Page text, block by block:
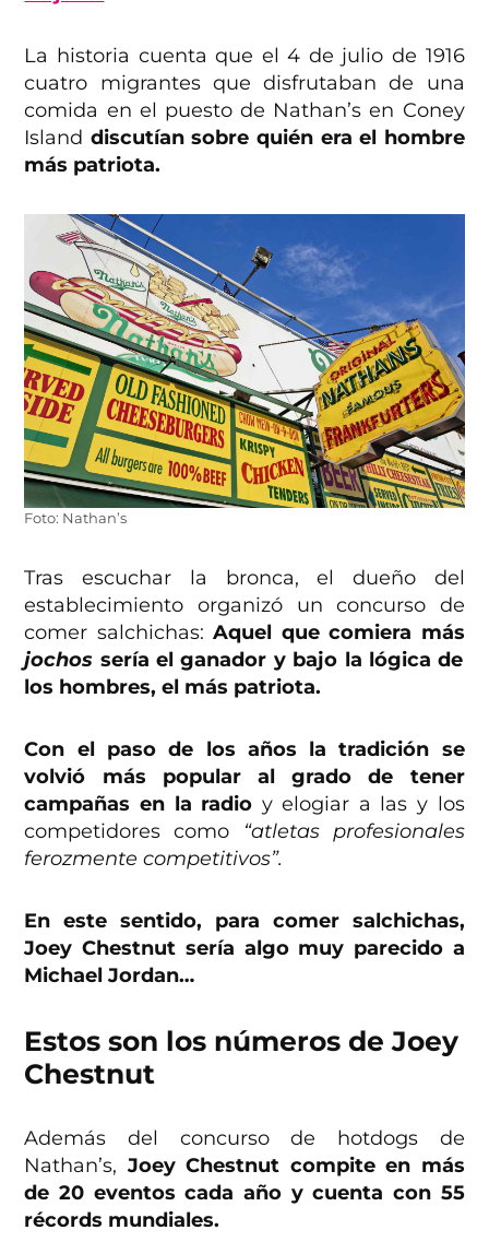
La historia cuenta que el 4 de julio de 1916
cuatro migrantes que disfrutaban de una
comida en el puesto de Nathan’s en Coney
Island discutían sobre quién era el hombre
más patriota.
Foto: Nathan’s
Tras escuchar la bronca, el dueño del
establecimiento organizó un concurso de
comer salchichas:Aquel que comiera más
jochos sería el ganador y bajo la lógica de
los hombres, el más patriota.
Con el paso de los años la tradición se
volvió más popular al grado de tener
campañas en la radio y elogiar a las y los
competidores como “atletas profesionales
ferozmente competitivos”.
En este sentido, para comer salchichas,
Joey Chestnut sería algo muy parecido a
Michael Jordan…
Estos son los números de Joey
Chestnut
Además del concurso de hotdogs de
Nathan’s, Joey Chestnut compite en más
de 20 eventos cada año y cuenta con 55
récords mundiales.